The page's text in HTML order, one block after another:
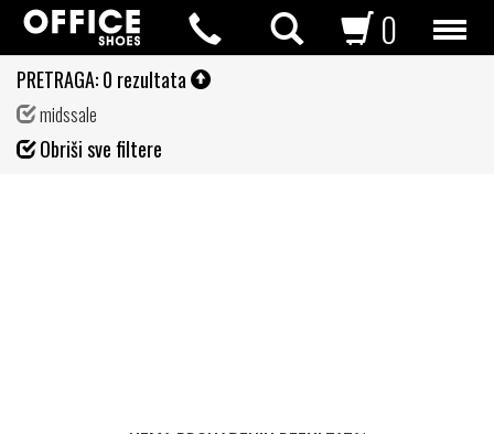
0
PRETRAGA:0 rezultata
midssale
Obriši sve filtere